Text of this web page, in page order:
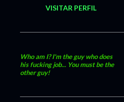
VISITAR PERFIL
Who am I? I'm the guy who does
his fucking job... You must be the
other guy!